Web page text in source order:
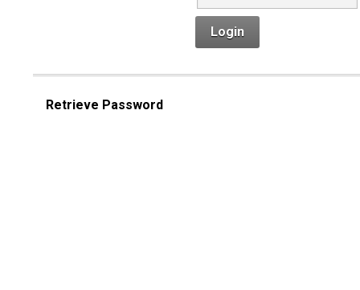
Login
Retrieve Password